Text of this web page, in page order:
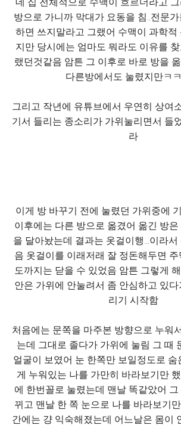
방으로 가니까 막대가 요동을 침..전문
하면 쓰지말라고 그랬어 수맥이 과학적
지만 당시에는 엄마도 뭐라도 이유를
랬던것같음 암튼 그 이후로 바로 방을
다른방에서도 눌렸지만ㅋ
그리고 작년에 유튜브에서 우연히 상여
기서 들리는 종소리가 가위눌리면서 들
라
이게 방 바꾸기 전에 눌렸던 가위중에
이후에는 다른 방으로 옮겼어 옮긴 방
을 달아놨는데 결과는 옷걸이행...이라
음 옷걸이를 이래저래 잘 정돈해두면
도까지는 닫을 수 있었음 암튼 그렇게
안은 가위에 안눌려서 좀 안심하고 있
리기 시작함
처음에는 문쪽을 마주본 방향으로 누워
는데 그대로 졸다가 가위에 눌림 그 때
얼굴이 보였어 눈 한쪽만 보일정도로 숨
게 누워있는 나를 가만히 바라보기만
에 한번꼴로 눌렸는데 맨날 똑같았어
뀌고 맨날 한 쪽 눈으로 나를 바라보기
간에는 걍 익숙해졌는데 어느날은 몸이